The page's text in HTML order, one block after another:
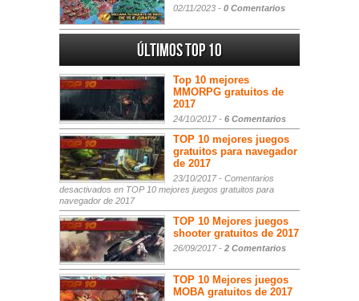
02/11/2023 - 0 Comentarios
Últimos Top 10
Top 10 mejores
MMORPG gratuitos de
2017
24/10/2017 - 6 Comentarios
TOP 10 mejores juegos
gratuitos para navegador
de 2017
23/10/2017 - Comentarios
desactivados en TOP 10 mejores juegos gratuitos para
navegador de 2017
TOP 10 Mejores juegos
shooter gratuitos de 2017
26/09/2017 - 2 Comentarios
TOP 10 Mejores juegos
MOBA gratuitos de 2017